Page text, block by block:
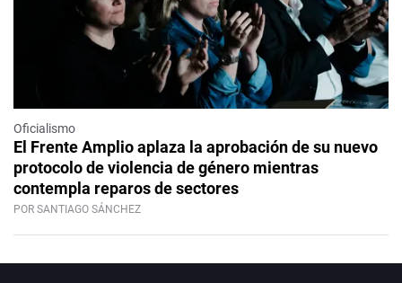
Oficialismo
El Frente Amplio aplaza la aprobación de su nuevo
protocolo de violencia de género mientras
contempla reparos de sectores
POR SANTIAGO SÁNCHEZ